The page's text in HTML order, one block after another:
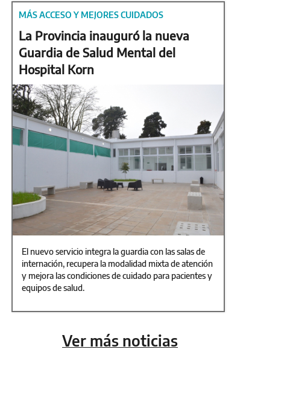
MÁS ACCESO Y MEJORES CUIDADOS
La Provincia inauguró la nueva
Guardia de Salud Mental del
Hospital Korn
El nuevo servicio integra la guardia con las salas de
internación, recupera la modalidad mixta de atención
y mejora las condiciones de cuidado para pacientes y
equipos de salud.
Ver más noticias